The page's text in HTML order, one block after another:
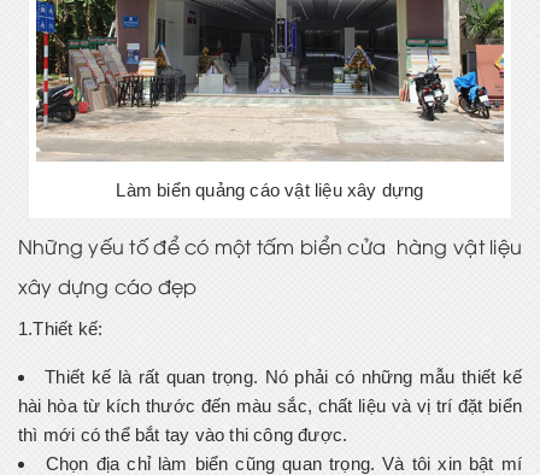
Làm biển quảng cáo vật liệu xây dựng
Những yếu tố để có một tấm biển cửa hàng vật liệu
xây dựng cáo đẹp
1.Thiết kế:
Thiết kế là rất quan trọng. Nó phải có những mẫu thiết kế
hài hòa từ kích thước đến màu sắc, chất liệu và vị trí đặt biển
thì mới có thể bắt tay vào thi công được.
Chọn địa chỉ làm biển cũng quan trọng. Và tôi xin bật mí